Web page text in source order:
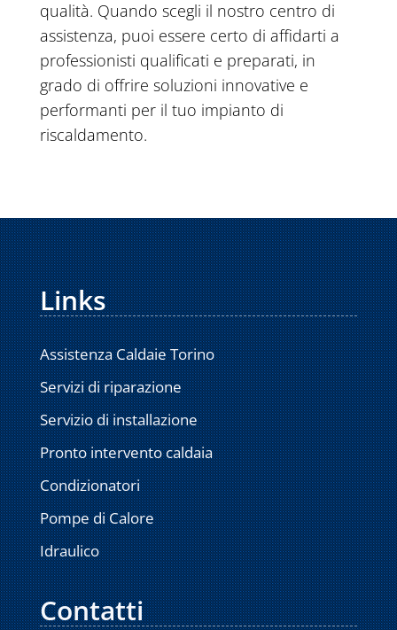
qualità. Quando scegli il nostro centro di
assistenza, puoi essere certo di affidarti a
professionisti qualificati e preparati, in
grado di offrire soluzioni innovative e
performanti per il tuo impianto di
riscaldamento.
Links
Assistenza Caldaie Torino
Servizi di riparazione
Servizio di installazione
Pronto intervento caldaia
Condizionatori
Pompe di Calore
Idraulico
Contatti